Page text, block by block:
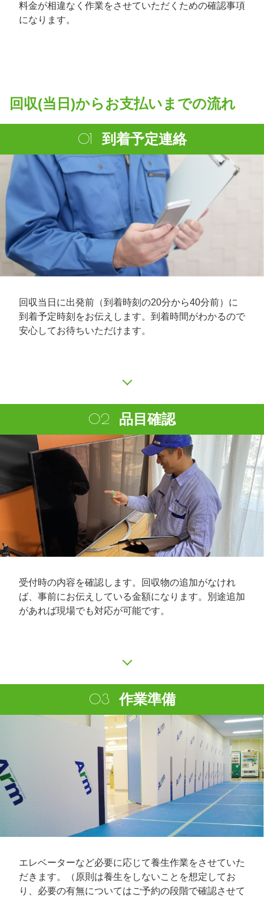
料金が相違なく作業をさせていただくための確認事項
になります。
回収(当日)からお支払いまでの流れ
到着予定連絡
回収当日に出発前（到着時刻の20分から40分前）に
到着予定時刻をお伝えします。到着時間がわかるので
安心してお待ちいただけます。
品目確認
受付時の内容を確認します。回収物の追加がなけれ
ば、事前にお伝えしている金額になります。別途追加
があれば現場でも対応が可能です。
作業準備
エレベーターなど必要に応じて養生作業をさせていた
だきます。（原則は養生をしないことを想定してお
り、必要の有無についてはご予約の段階で確認させて